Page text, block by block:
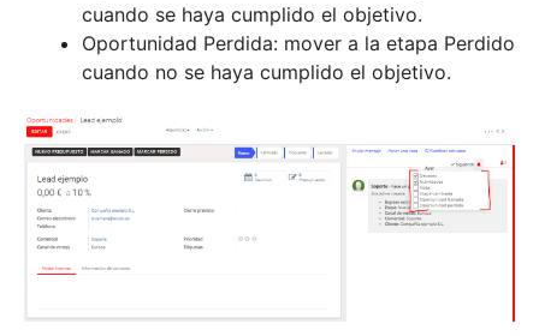
cuando se haya cumplido el objetivo.
Oportunidad Perdida: mover a la etapa Perdido
cuando no se haya cumplido el objetivo.